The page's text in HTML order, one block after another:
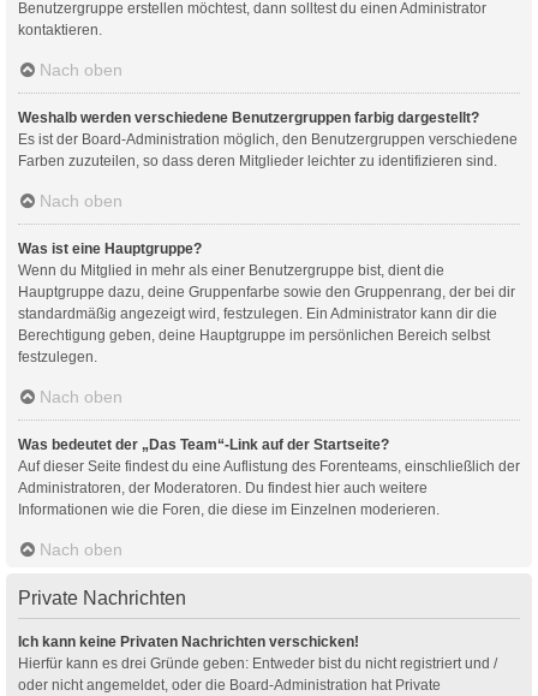
Benutzergruppe erstellen möchtest, dann solltest du einen Administrator
kontaktieren.
Nach oben
Weshalb werden verschiedene Benutzergruppen farbig dargestellt?
Es ist der Board-Administration möglich, den Benutzergruppen verschiedene
Farben zuzuteilen, so dass deren Mitglieder leichter zu identifizieren sind.
Nach oben
Was ist eine Hauptgruppe?
Wenn du Mitglied in mehr als einer Benutzergruppe bist, dient die
Hauptgruppe dazu, deine Gruppenfarbe sowie den Gruppenrang, der bei dir
standardmäßig angezeigt wird, festzulegen. Ein Administrator kann dir die
Berechtigung geben, deine Hauptgruppe im persönlichen Bereich selbst
festzulegen.
Nach oben
Was bedeutet der „Das Team“-Link auf der Startseite?
Auf dieser Seite findest du eine Auflistung des Forenteams, einschließlich der
Administratoren, der Moderatoren. Du findest hier auch weitere
Informationen wie die Foren, die diese im Einzelnen moderieren.
Nach oben
Private Nachrichten
Ich kann keine Privaten Nachrichten verschicken!
Hierfür kann es drei Gründe geben: Entweder bist du nicht registriert und /
oder nicht angemeldet, oder die Board-Administration hat Private